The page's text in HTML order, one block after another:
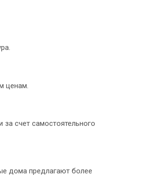
ценам.
счет самостоятельного
дома предлагают более